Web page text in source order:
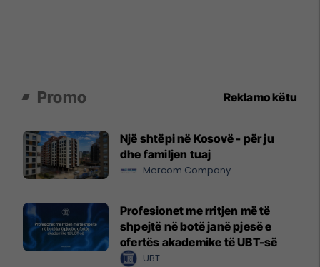
Promo Reklamo këtu
Një shtëpi në Kosovë - për ju
dhe familjen tuaj
Mercom Company
Profesionet me rritjen më të
shpejtë në botë janë pjesë e
ofertës akademike të UBT-së
UBT